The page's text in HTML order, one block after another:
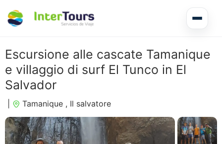
Circuiti America Centrale
Escursioni a terra
Escursione alle cascate Tamanique
e villaggio di surf El Tunco in El
Salvador
Tamanique , Il salvatore